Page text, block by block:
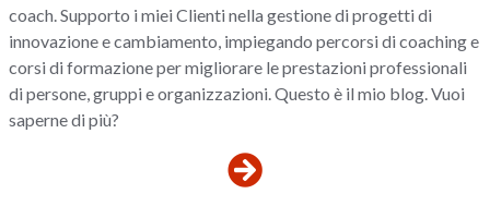
coach. Supporto i miei Clienti nella gestione di progetti di
innovazione e cambiamento, impiegando percorsi di coaching e
corsi di formazione per migliorare le prestazioni professionali
di persone, gruppi e organizzazioni. Questo è il mio blog. Vuoi
saperne di più?